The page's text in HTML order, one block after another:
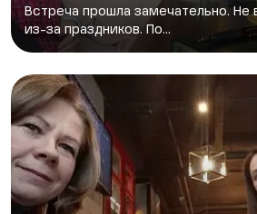
Встреча прошла замечательно. Не
из-за праздников. По...